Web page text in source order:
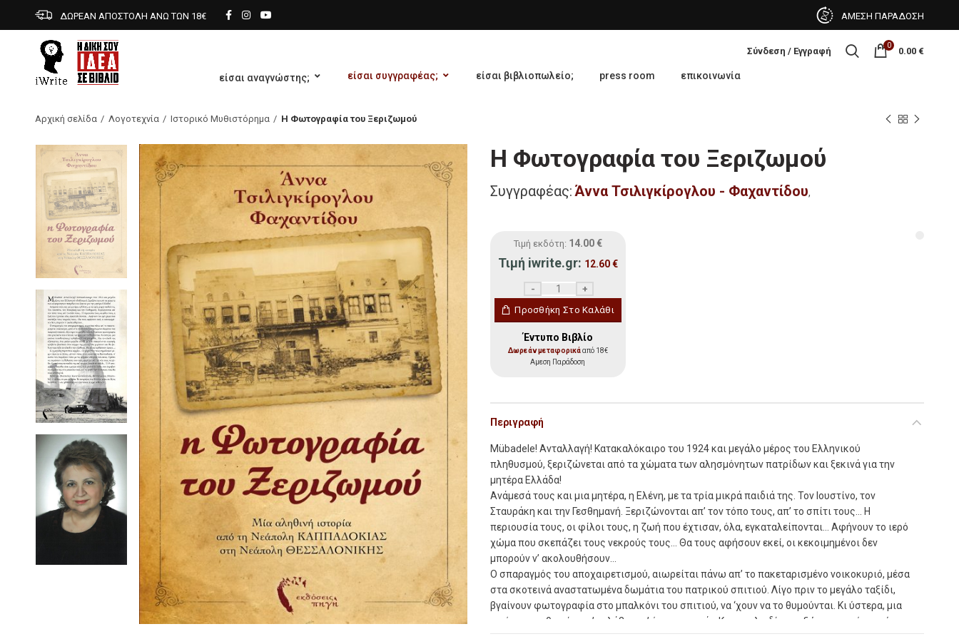
ΔΩΡΕΑΝ ΑΠΟΣΤΟΛΗ ΑΝΩ ΤΩΝ 18€ ΑΜΕΣΗ ΠΑΡΑΔΟΣΗ
Σύνδεση / Εγγραφή 0 0.00 €
είσαι αναγνώστης; είσαι συγγραφέας; είσαι βιβλιοπωλείο; press room επικοινωνία
Αρχική σελίδα Λογοτεχνία Ιστορικό Μυθιστόρημα Η Φωτογραφία του Ξεριζωμού
Η Φωτογραφία του Ξεριζωμού
Συγγραφέας:Άννα Τσιλιγκίρογλου - Φαχαντίδου,
Τιμή εκδότη: 14.00 €
Τιμή iwrite.gr: 12.60€
Προσθήκη Στο Καλάθι
Έντυπο Βιβλίο
Δωρεάν μεταφορικάαπό 18€
Αμεση Παράδοση
Περιγραφή
Mübadele! Ανταλλαγή! Κατακαλόκαιρο του 1924 και μεγάλο μέρος του Ελληνικού
πληθυσμού, ξεριζώνεται από τα χώματα των αλησμόνητων πατρίδων και ξεκινά για την
μητέρα Ελλάδα!
Ανάμεσά τους και μια μητέρα, η Ελένη, με τα τρία μικρά παιδιά της. Τον Ιουστίνο, τον
Σταυράκη και την Γεσθημανή. Ξεριζώνονται απ’ τον τόπο τους, απ’ το σπίτι τους… Η
περιουσία τους, οι φίλοι τους, η ζωή που έχτισαν, όλα, εγκαταλείπονται… Αφήνουν το ιερό
χώμα που σκεπάζει τους νεκρούς τους… Θα τους αφήσουν εκεί, οι κεκοιμημένοι δεν
μπορούν ν’ ακολουθήσουν…
Ο σπαραγμός του αποχαιρετισμού, αιωρείται πάνω απ’ το πακεταρισμένο νοικοκυριό, μέσα
στα σκοτεινά αναστατωμένα δωμάτια του πατρικού σπιτιού. Λίγο πριν το μεγάλο ταξίδι,
βγαίνουν φωτογραφία στο μπαλκόνι του σπιτιού, να ‘χουν να το θυμούνται. Κι ύστερα, μια
εικόνα τοποθετείται μ’ ευλάβεια σ’ ένα μποχτσά… Και το κλειδί της εξώπορτας, ένα μαύρο